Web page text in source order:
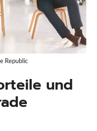
Republic
und